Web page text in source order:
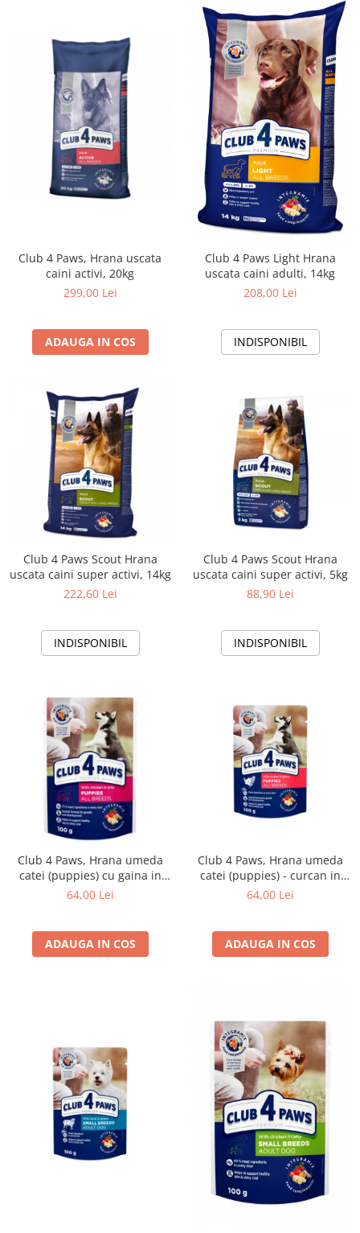
Club 4 Paws, Hrana uscata
caini activi, 20kg
299,00 Lei
ADAUGA IN COS
Club 4 Paws Light Hrana
uscata caini adulti, 14kg
208,00 Lei
INDISPONIBIL
Club 4 Paws Scout Hrana
uscata caini super activi, 14kg
222,60 Lei
INDISPONIBIL
Club 4 Paws Scout Hrana
uscata caini super activi, 5kg
88,90 Lei
INDISPONIBIL
Club 4 Paws, Hrana umeda
catei (puppies) cu gaina in
jeleu, set 24x100g
64,00 Lei
ADAUGA IN COS
Club 4 Paws, Hrana umeda
catei (puppies) - curcan in
sos, set 24*100g
64,00 Lei
ADAUGA IN COS